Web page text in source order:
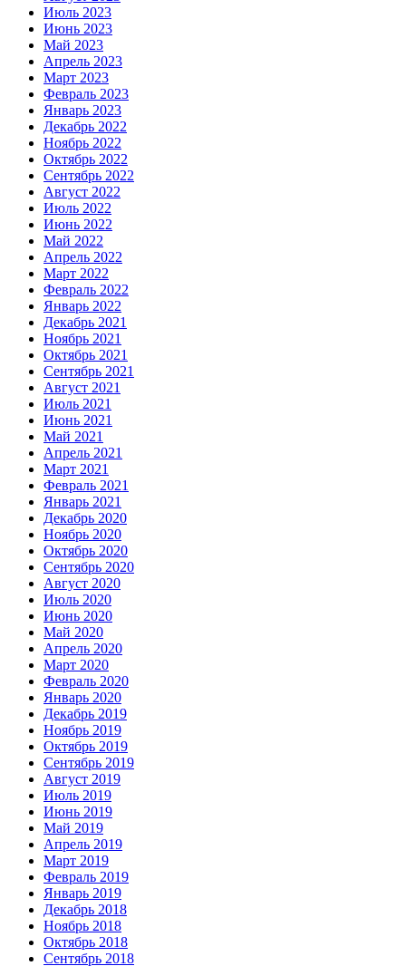
Июль 2023
Июнь 2023
Май 2023
Апрель 2023
Март 2023
Февраль 2023
Январь 2023
Декабрь 2022
Ноябрь 2022
Октябрь 2022
Сентябрь 2022
Август 2022
Июль 2022
Июнь 2022
Май 2022
Апрель 2022
Март 2022
Февраль 2022
Январь 2022
Декабрь 2021
Ноябрь 2021
Октябрь 2021
Сентябрь 2021
Август 2021
Июль 2021
Июнь 2021
Май 2021
Апрель 2021
Март 2021
Февраль 2021
Январь 2021
Декабрь 2020
Ноябрь 2020
Октябрь 2020
Сентябрь 2020
Август 2020
Июль 2020
Июнь 2020
Май 2020
Апрель 2020
Март 2020
Февраль 2020
Январь 2020
Декабрь 2019
Ноябрь 2019
Октябрь 2019
Сентябрь 2019
Август 2019
Июль 2019
Июнь 2019
Май 2019
Апрель 2019
Март 2019
Февраль 2019
Январь 2019
Декабрь 2018
Ноябрь 2018
Октябрь 2018
Сентябрь 2018